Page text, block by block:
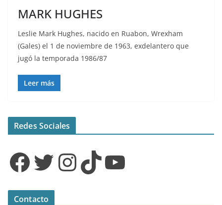
MARK HUGHES
Leslie Mark Hughes, nacido en Ruabon, Wrexham
(Gales) el 1 de noviembre de 1963, exdelantero que
jugó la temporada 1986/87
Leer más
Redes Sociales
Facebook Twitter InstagramTikTok YouTube
Contacto